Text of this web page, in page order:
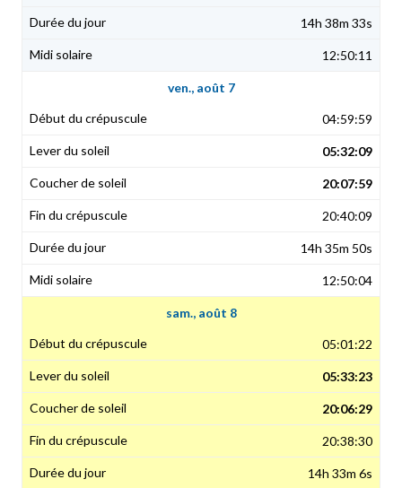
14h 38m 33s
12:50:11
ven., août 7
04:59:59
05:32:09
20:07:59
20:40:09
14h 35m 50s
12:50:04
sam., août 8
05:01:22
05:33:23
20:06:29
20:38:30
14h 33m 6s